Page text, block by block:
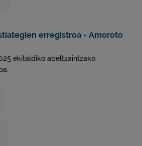
erregistroa - Amoroto
ekitaldiko abeltzaintzako